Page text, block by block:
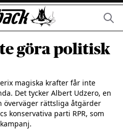
göra politisk
magiska krafter får inte
Det tycker Albert Udzero, en
överväger rättsliga åtgärder
konservativa parti RPR, som